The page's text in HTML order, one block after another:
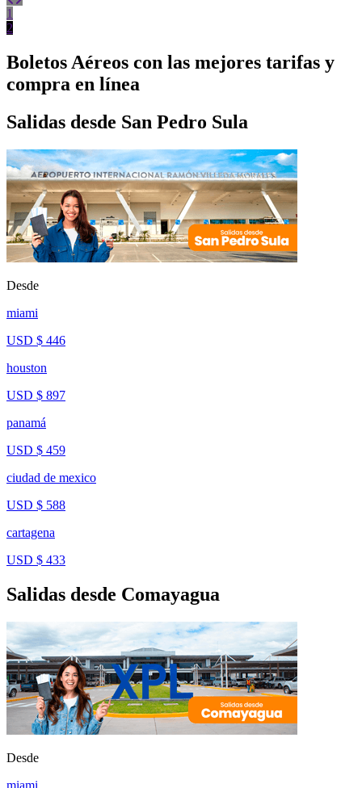
1
2
Boletos Aéreos con las mejores tarifas y
compra en línea
Salidas desde San Pedro Sula
Desde
miami
USD $ 446
houston
USD $ 897
panamá
USD $ 459
ciudad de mexico
USD $ 588
cartagena
USD $ 433
Salidas desde Comayagua
Desde
miami